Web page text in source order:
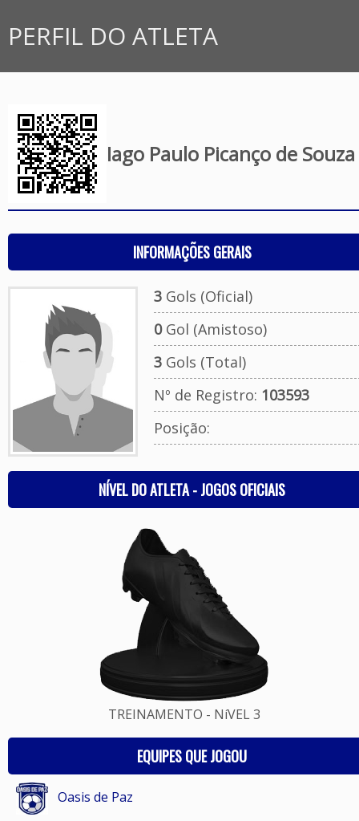
PERFIL DO ATLETA
Iago Paulo Picanço de Souza
INFORMAÇÕES GERAIS
3Gols (Oficial)
0Gol (Amistoso)
3Gols (Total)
Nº de Registro: 103593
Posição:
NÍVEL DO ATLETA - JOGOS OFICIAIS
TREINAMENTO - NíVEL 3
EQUIPES QUE JOGOU
Oasis de Paz